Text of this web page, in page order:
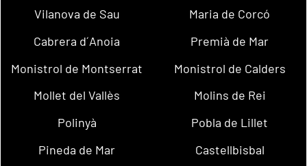
Vilanova de Sau
Maria de Corcó
Cabrera d´Anoia
Premià de Mar
Monistrol de Montserrat
Monistrol de Calders
Mollet del Vallès
Molins de Rei
Polinyà
Pobla de Lillet
Pineda de Mar
Castellbisbal